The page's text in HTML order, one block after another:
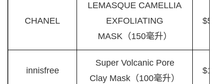
CHANEL
LEMASQUE CAMELLIA
EXFOLIATING
MASK（150毫升）
innisfree
Super Volcanic Pore
Clay Mask（100毫升）